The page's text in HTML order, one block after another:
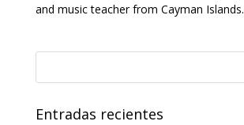
and music teacher from Cayman Islands.
Entradas recientes